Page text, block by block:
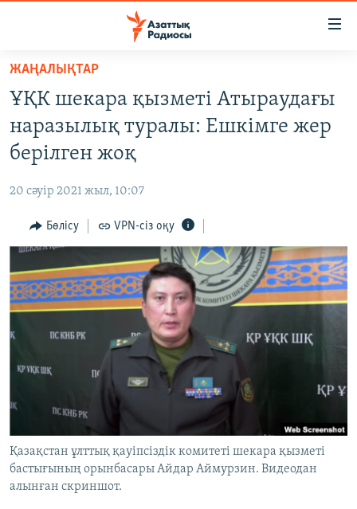
Skip
main
content
Skip
main
Navigation
to
САЯСАТ
AZATTYQTV
АДАМ ҚҰҚЫҚТАРЫ
ӘЛЕУМЕТ
ӘЛЕМ
АРНАЙЫ ЖОБАЛАР
Русский
ЖАЗЫЛЫҢЫЗ
Басқа тілдерде
ЖАҢАЛЫҚТАР
ҰҚК шекара қызметі Атыраудағы
наразылық туралы: Ешкімге жер
берілген жоқ
20 сәуір 2021 жыл, 10:07
Бөлісу VPN-сіз оқу
Қазақстан ұлттық қауіпсіздік комитеті шекара қызметі
бастығының орынбасары Айдар Аймурзин. Видеодан
алынған скриншот.